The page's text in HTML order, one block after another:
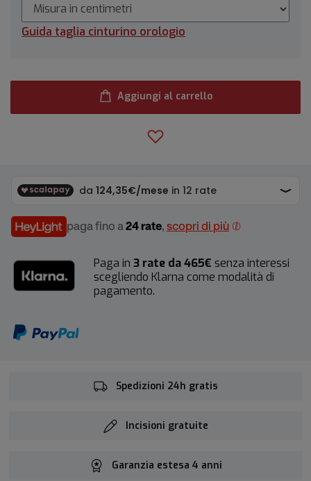
Guida taglia cinturino orologio
Aggiungi al carrello
paga fino a 24 rate, scopri di più
Paga in 3 rate da 465€ senza interessi
scegliendo Klarna come modalità di
pagamento.
Spedizioni 24h gratis
Incisioni gratuite
Garanzia estesa 4 anni